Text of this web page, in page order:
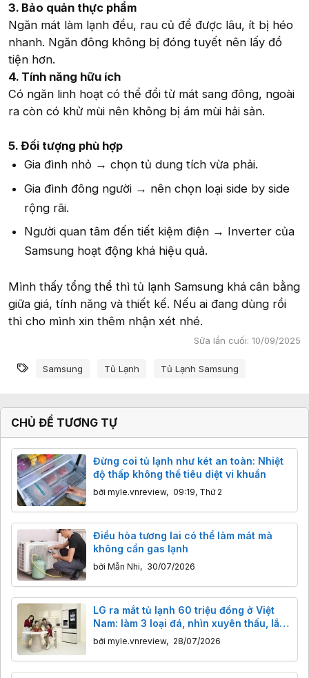
3. Bảo quản thực phẩm
Ngăn mát làm lạnh đều, rau củ để được lâu, ít bị héo
nhanh. Ngăn đông không bị đóng tuyết nên lấy đồ
tiện hơn.
4. Tính năng hữu ích
Có ngăn linh hoạt có thể đổi từ mát sang đông, ngoài
ra còn có khử mùi nên không bị ám mùi hải sản.
5. Đối tượng phù hợp
Gia đình nhỏ → chọn tủ dung tích vừa phải.
Gia đình đông người → nên chọn loại side by side
rộng rãi.
Người quan tâm đến tiết kiệm điện → Inverter của
Samsung hoạt động khá hiệu quả.
Mình thấy tổng thể thì tủ lạnh Samsung khá cân bằng
giữa giá, tính năng và thiết kế. Nếu ai đang dùng rồi
thì cho mình xin thêm nhận xét nhé.
Sửa lần cuối: 10/09/2025
Từ khóa
Samsung Tủ Lạnh Tủ Lạnh Samsung
CHỦ ĐỀ TƯƠNG TỰ
Đừng coi tủ lạnh như két an toàn: Nhiệt
độ thấp không thể tiêu diệt vi khuẩn
bởi myle.vnreview, 09:19, Thứ 2
Điều hòa tương lai có thể làm mát mà
không cần gas lạnh
bởi Mẫn Nhi, 30/07/2026
LG ra mắt tủ lạnh 60 triệu đồng ở Việt
Nam: làm 3 loại đá, nhìn xuyên thấu, lắp
âm tủ bếp vẫn mở thoải mái
bởi myle.vnreview, 28/07/2026